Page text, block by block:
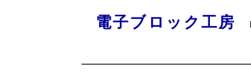
電子ブロック工房